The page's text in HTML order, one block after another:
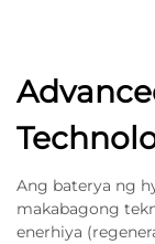
Ang baterya ng
makabagong
enerhiya